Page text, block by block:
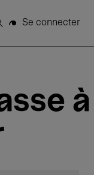
Se connecter
à